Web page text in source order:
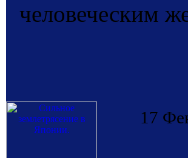
человеческим
17